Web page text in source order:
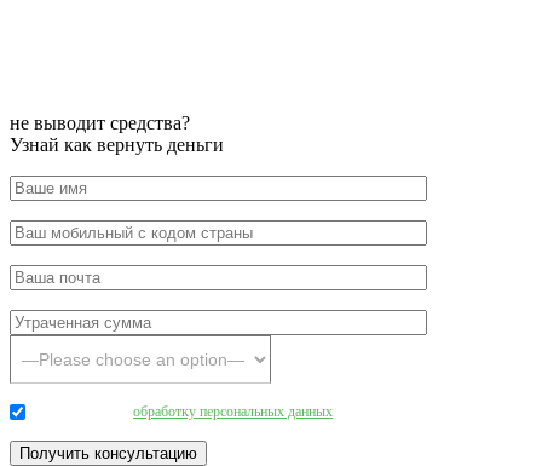
не выводит средства?
Узнай как вернуть деньги
обработку персональных данных